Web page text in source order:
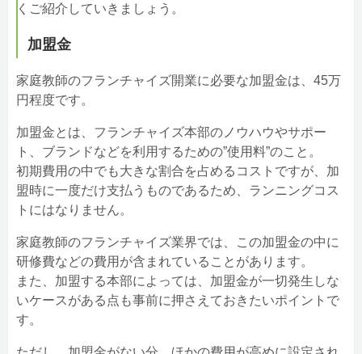
くご紹介していきましょう。
加盟金
家庭教師のフランチャイズ開業に必要な加盟金は、45万
円程度です。
加盟金とは、フランチャイズ本部のノウハウやサポー
ト、ブランドなどを利用するための”使用料”のこと。
初期費用の中でも大きな割合を占めるコストですが、加
盟時に一度だけ支払うものであるため、ランニングコス
トにはなりません。
家庭教師のフランチャイズ業界では、この加盟金の中に
研修費などの費用が含まれていることがあります。
また、加盟する本部によっては、加盟金が一切発生しな
いケースがある点も事前に押さえておきたいポイントで
す。